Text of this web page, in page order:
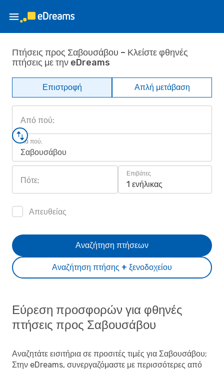
Πτήσεις προς Σαβουσάβου – Κλείστε φθηνές
πτήσεις με την eDreams
Επιστροφή Απλή μετάβαση
Από πού;
Για πού;
Σαβουσάβου
Πότε;
Επιβάτες
1 ενήλικας
Απευθείας
Αναζήτηση πτήσης + ξενοδοχείου
Αναζήτηση πτήσεων
Εύρεση προσφορών για φθηνές
πτήσεις προς Σαβουσάβου
Αναζητάτε εισιτήρια σε προσιτές τιμές για Σαβουσάβου;
Στην eDreams, συνεργαζόμαστε με περισσότερες από